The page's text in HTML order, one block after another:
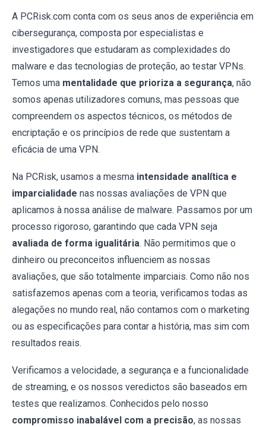
A PCRisk.com conta com os seus anos de experiência em
cibersegurança, composta por especialistas e
investigadores que estudaram as complexidades do
malware e das tecnologias de proteção, ao testar VPNs.
Temos uma mentalidade que prioriza a segurança, não
somos apenas utilizadores comuns, mas pessoas que
compreendem os aspectos técnicos, os métodos de
encriptação e os princípios de rede que sustentam a
eficácia de uma VPN.
Na PCRisk, usamos a mesma intensidade analítica e
imparcialidade nas nossas avaliações de VPN que
aplicamos à nossa análise de malware. Passamos por um
processo rigoroso, garantindo que cada VPN seja
avaliada de forma igualitária. Não permitimos que o
dinheiro ou preconceitos influenciem as nossas
avaliações, que são totalmente imparciais. Como não nos
satisfazemos apenas com a teoria, verificamos todas as
alegações no mundo real, não contamos com o marketing
ou as especificações para contar a história, mas sim com
resultados reais.
Verificamos a velocidade, a segurança e a funcionalidade
de streaming, e os nossos veredictos são baseados em
testes que realizamos. Conhecidos pelo nosso
compromisso inabalável com a precisão, as nossas